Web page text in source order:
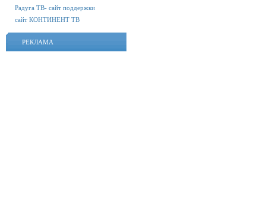
Радуга ТВ- сайт поддержки
сайт КОНТИНЕНТ ТВ
РЕКЛАМА